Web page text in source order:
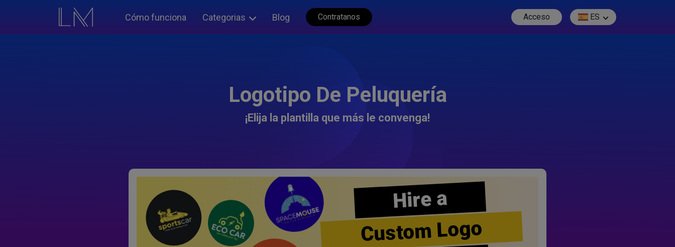
Cómo funciona Categorias Blog Contratanos Acceso ES
Logotipo De Peluquería
¡Elija la plantilla que más le convenga!
Hire a
Custom Logo